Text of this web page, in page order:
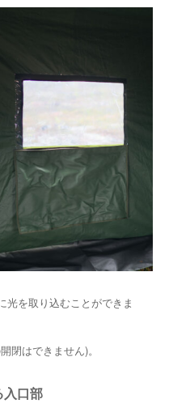
光を取り込むことができま
閉はできません)。
口部